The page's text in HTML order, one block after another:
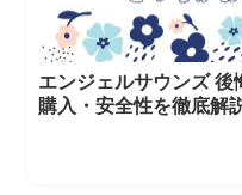
エンジェルサウンズ 後
購入・安全性を徹底解